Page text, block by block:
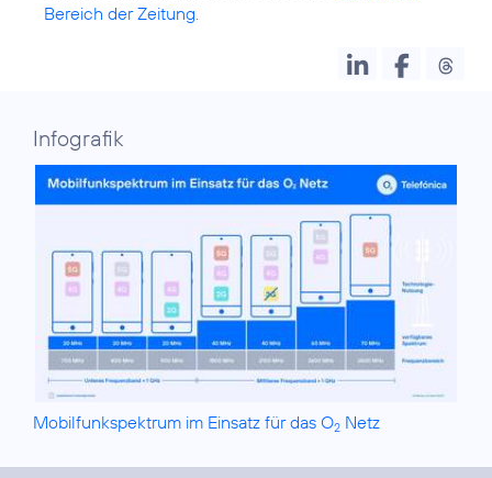
Bereich der Zeitung
Infografik
Mobilfunkspektrum im Einsatz für das O2 Netz